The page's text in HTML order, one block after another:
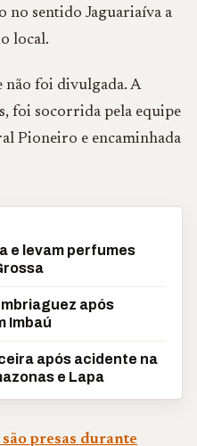
no sentido Jaguariaíva a
local.
não foi divulgada. A
foi socorrida pela equipe
Pioneiro e encaminhada
e levam perfumes
após
Imbaú
após acidente na
e Lapa
são presas durante